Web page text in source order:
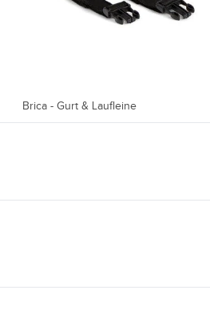
Brica - Gurt & Laufleine